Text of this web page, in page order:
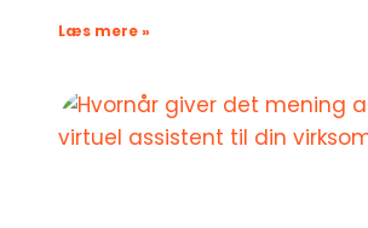
Læs mere »